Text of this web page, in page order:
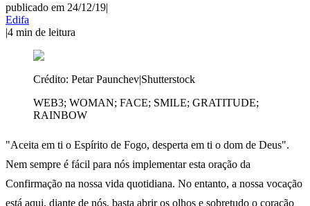
publicado em 24/12/19|
Edifa
|4 min de leitura
Crédito: Petar Paunchev|Shutterstock
WEB3; WOMAN; FACE; SMILE; GRATITUDE;
RAINBOW
"Aceita em ti o Espírito de Fogo, desperta em ti o dom de Deus".
Nem sempre é fácil para nós implementar esta oração da
Confirmação na nossa vida quotidiana. No entanto, a nossa vocação
está aqui, diante de nós, basta abrir os olhos e sobretudo o coração